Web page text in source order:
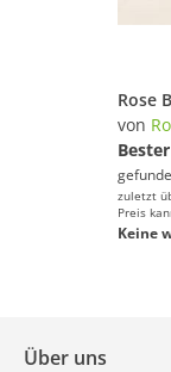
von
zuletzt
Preis
Keine
Über uns